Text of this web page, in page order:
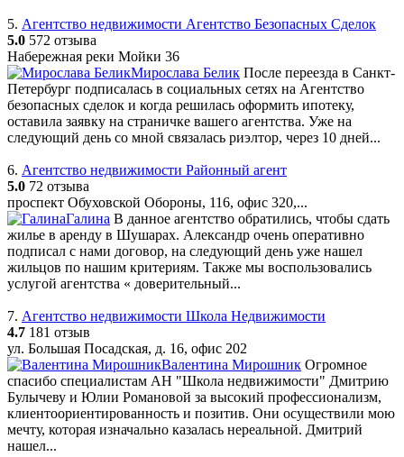
5. Агентство недвижимости Агентство Безопасных Сделок
5.0 572 отзыва
Набережная реки Мойки 36
Мирослава Белик После переезда в Санкт-
Петербург подписалась в социальных сетях на Агентство
безопасных сделок и когда решилась оформить ипотеку,
оставила заявку на страничке вашего агентства. Уже на
следующий день со мной связалась риэлтор, через 10 дней...
6. Агентство недвижимости Районный агент
5.0 72 отзыва
проспект Обуховской Обороны, 116, офис 320,...
Галина В данное агентство обратились, чтобы сдать
жилье в аренду в Шушарах. Александр очень оперативно
подписал с нами договор, на следующий день уже нашел
жильцов по нашим критериям. Также мы воспользовались
услугой агентства « доверительный...
7. Агентство недвижимости Школа Недвижимости
4.7 181 отзыв
ул. Большая Посадская, д. 16, офис 202
Валентина Мирошник Огромное
спасибо специалистам АН "Школа недвижимости" Дмитрию
Булычеву и Юлии Романовой за высокий профессионализм,
клиентоориентированность и позитив. Они осуществили мою
мечту, которая изначально казалась нереальной. Дмитрий
нашел...